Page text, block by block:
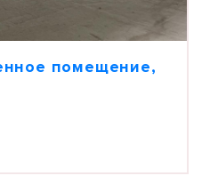
помещение,